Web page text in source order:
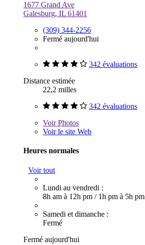
1677 Grand Ave
Galesburg, IL 61401
(309) 344-2256
Fermé aujourd'hui
342 évaluations
Distance estimée
22,2 milles
342 évaluations
VoirPhotos
Voir le site Web
Heures normales
Voir tout
Lundi au vendredi :
8h am à 12h pm / 1h pm à 5h pm
Samedi et dimanche :
Fermé
Fermé aujourd'hui